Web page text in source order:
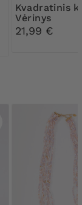
Kvadratinis koralų
Vėrinys
21,99 €